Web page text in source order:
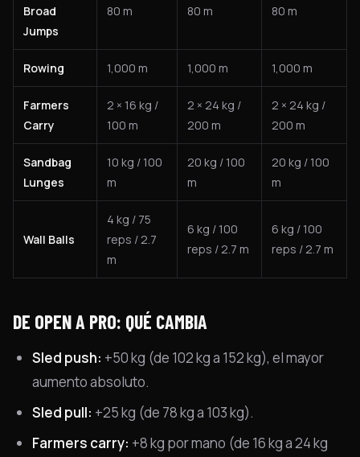
Broad
Jumps
80 m 80 m 80 m
Rowing 1,000 m 1,000 m 1,000 m
Farmers
Carry
2 × 16 kg /
100 m
2 × 24 kg /
200 m
2 × 24 kg /
200 m
Sandbag
Lunges
10 kg / 100
m
20 kg / 100
m
20 kg / 100
m
Wall Balls
4 kg / 75
reps / 2.7
m
6 kg / 100
reps / 2.7 m
6 kg / 100
reps / 2.7 m
DE OPEN A PRO: QUÉ CAMBIA
Sled push: +50 kg (de 102 kg a 152 kg), el mayor
aumento absoluto.
Sled pull: +25 kg (de 78 kg a 103 kg).
Farmers carry: +8 kg por mano (de 16 kg a 24 kg